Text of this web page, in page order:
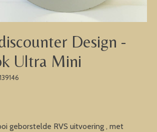
Design -
Ultra Mini
geborstelde RVS uitvoering , met